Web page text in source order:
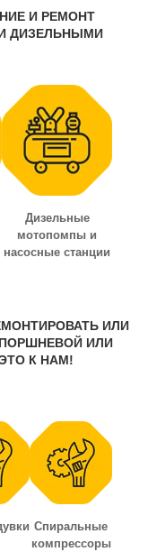
И РЕМОНТ
ДИЗЕЛЬНЫМИ
Дизельные
мотопомпы и
насосные станции
ИЛИ
ИЛИ
К НАМ!
Спиральные
компрессоры